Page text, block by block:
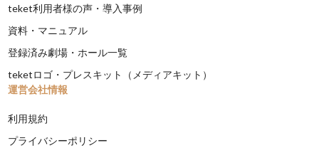
teket利用者様の声・導入事例
資料・マニュアル
登録済み劇場・ホール一覧
teketロゴ・プレスキット（メディアキット）
運営会社情報
利用規約
プライバシーポリシー